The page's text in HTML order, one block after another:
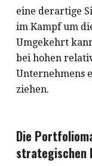
eine derartige
im Kampf um
Umgekehrt
bei hohen
Unternehmens
ziehen.
Die
strategischen